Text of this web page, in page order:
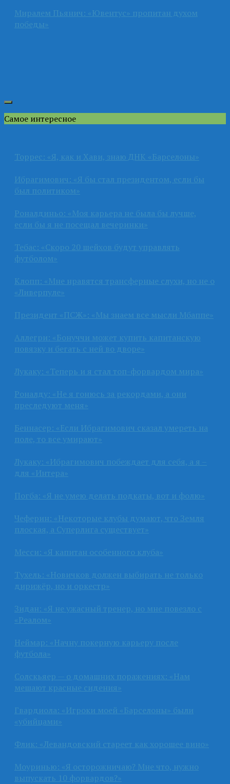
Миралем Пьянич: «Ювентус» пропитан духом
победы»
Самое интересное
Торрес: «Я, как и Хави, знаю ДНК «Барселоны»
Ибрагимович: «Я бы стал президентом, если бы
был политиком»
Роналдиньо: «Моя карьера не была бы лучше,
если бы я не посещал вечеринки»
Тебас: «Скоро 20 шейхов будут управлять
футболом»
Клопп: «Мне нравятся трансферные слухи, но не о
«Ливерпуле»
Президент «ПСЖ»: «Мы знаем все мысли Мбаппе»
Аллегри: «Бонуччи может купить капитанскую
повязку и бегать с ней во дворе»
Лукаку: «Теперь и я стал топ-форвардом мира»
Роналду: «Не я гонюсь за рекордами, а они
преследуют меня»
Беннасер: «Если Ибрагимович сказал умереть на
поле, то все умирают»
Лукаку: «Ибрагимович побеждает для себя, а я –
для «Интера»
Погба: «Я не умею делать подкаты, вот и фолю»
Чеферин: «Некоторые клубы думают, что Земля
плоская, а Суперлига существует»
Месси: «Я капитан особенного клуба»
Тухель: «Новичков должен выбирать не только
дирижёр, но и оркестр»
Зидан: «Я не ужасный тренер, но мне повезло с
«Реалом»
Неймар: «Начну покерную карьеру после
футбола»
Солскьяер — о домашних поражениях: «Нам
мешают красные сидения»
Гвардиола: «Игроки моей «Барселоны» были
«убийцами»
Флик: «Левандовский стареет как хорошее вино»
Моуринью: «Я осторожничаю? Мне что, нужно
выпускать 10 форвардов?»